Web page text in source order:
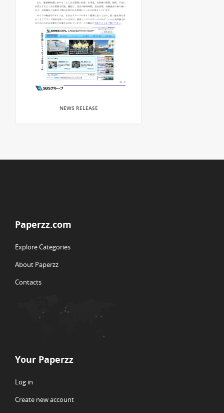
NEWS RELEASE
Paperzz.com
Explore Categories
About Paperzz
Contacts
Your Paperzz
Log in
Create new account